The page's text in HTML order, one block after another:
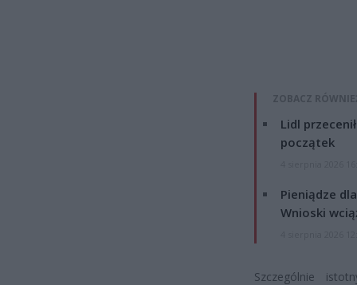
ZOBACZ
Lidl
początek
Pieniądze
Wnioski
Szczególnie